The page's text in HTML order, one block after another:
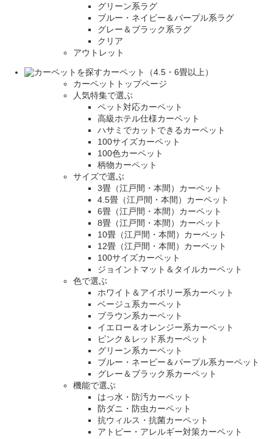
グリーン系ラグ
ブルー・ネイビー＆パープル系ラグ
グレー＆ブラック系ラグ
クリア
アウトレット
カーペット（4.5・6畳以上）
カーペットトップページ
人気特集で選ぶ
ペット対応カーペット
高級ホテル仕様カーペット
ハサミでカットできるカーペット
100サイズカーペット
100色カーペット
柄物カーペット
サイズで選ぶ
3畳（江戸間・本間）カーペット
4.5畳（江戸間・本間）カーペット
6畳（江戸間・本間）カーペット
8畳（江戸間・本間）カーペット
10畳（江戸間・本間）カーペット
12畳（江戸間・本間）カーペット
100サイズカーペット
ジョイントマット＆タイルカーペット
色で選ぶ
ホワイト＆アイボリー系カーペット
ベージュ系カーペット
ブラウン系カーペット
イエロー＆オレンジー系カーペット
ピンク＆レッド系カーペット
グリーン系カーペット
ブルー・ネービー＆パープル系カーペット
グレー＆ブラック系カーペット
機能で選ぶ
はっ水・防汚カーペット
防ダニ・防虫カーペット
抗ウィルス・抗菌カーペット
アトピー・アレルギー対策カーペット